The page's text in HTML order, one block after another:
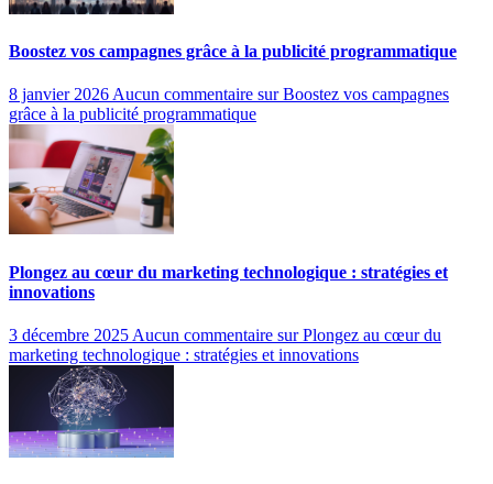
Boostez vos campagnes grâce à la publicité programmatique
8 janvier 2026 Aucun commentaire sur Boostez vos campagnes
grâce à la publicité programmatique
Plongez au cœur du marketing technologique : stratégies et
innovations
3 décembre 2025 Aucun commentaire sur Plongez au cœur du
marketing technologique : stratégies et innovations